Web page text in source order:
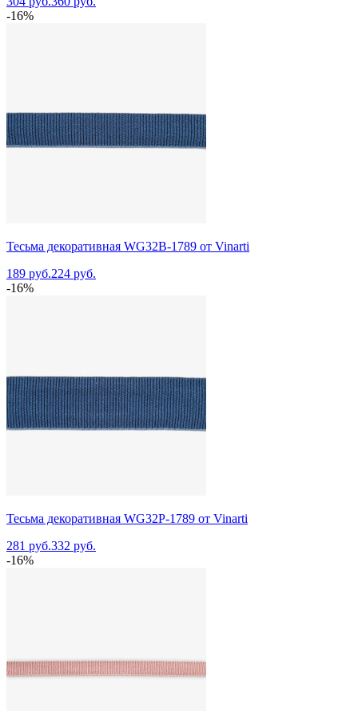
-16%
Тесьма декоративная WG32B-1789 от Vinarti
189 руб.224 руб.
-16%
Тесьма декоративная WG32P-1789 от Vinarti
281 руб.332 руб.
-16%